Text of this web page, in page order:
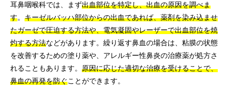
耳鼻咽喉科では、まず出血部位を特定し、出血の原因を調べま
す。 キーゼルバッハ部位からの出血であれば、薬剤を染み込ませ
たガーゼで圧迫する方法や、電気凝固やレーザーで出血部位を焼
灼する方法などがあります。繰り返す鼻血の場合は、粘膜の状態
を改善するための塗り薬や、アレルギー性鼻炎の治療薬が処方さ
れることもあります。 原因に応じた適切な治療を受けることで、
鼻血の再発を防ぐことができます。